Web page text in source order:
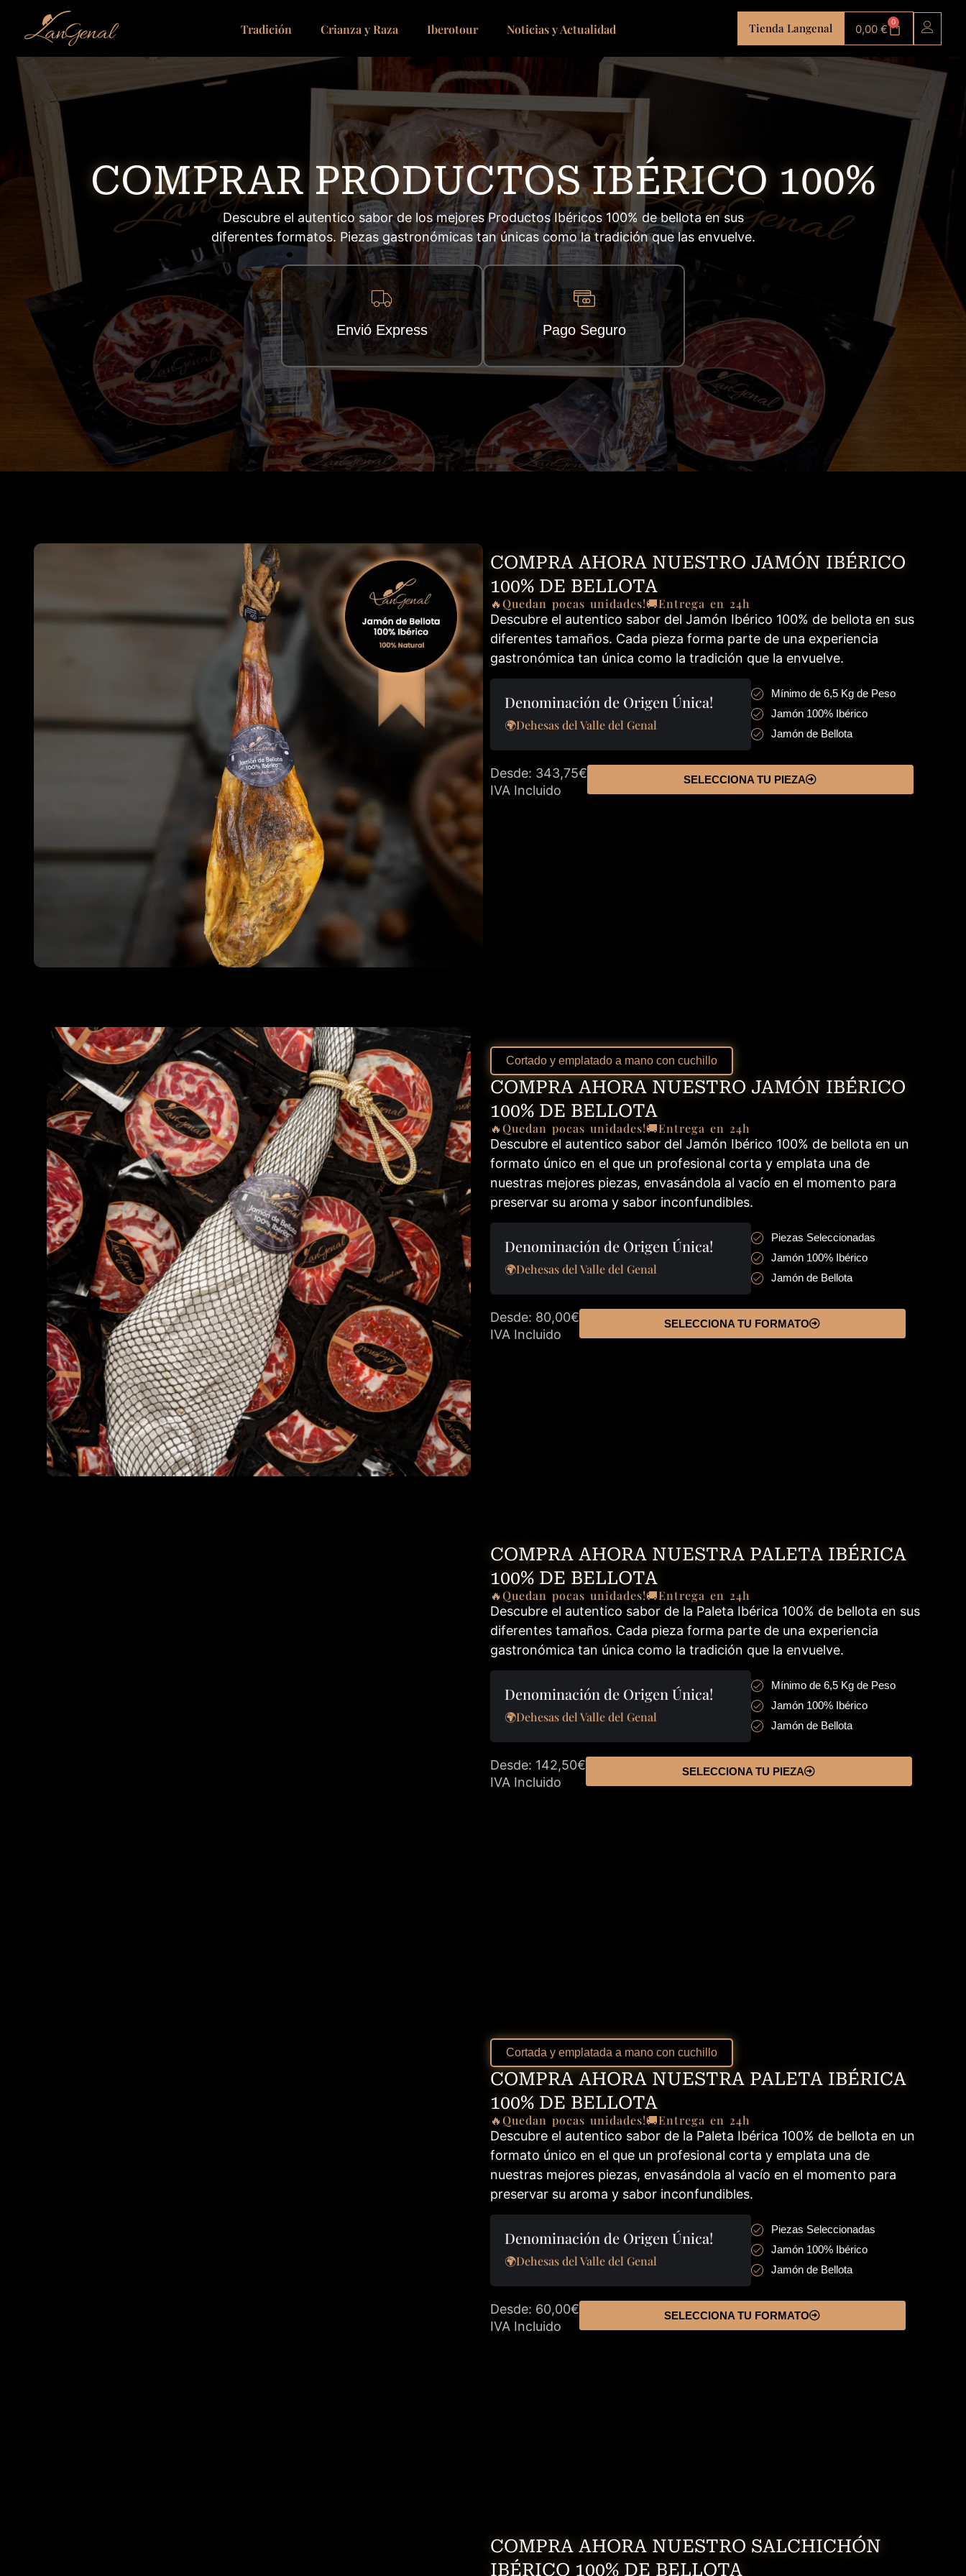
Tradición Crianza y Raza Iberotour Noticias y Actualidad Tienda Langenal 0,00€
0
COMPRAR PRODUCTOS IBÉRICO 100%
Descubre el autentico sabor de los mejores Productos Ibéricos 100% de bellota en sus
diferentes formatos. Piezas gastronómicas tan únicas como la tradición que las envuelve.
Envió Express Pago Seguro
COMPRA AHORA NUESTRO JAMÓN IBÉRICO
100% DE BELLOTA
🔥Quedan pocas unidades!🚚Entrega en 24h
Descubre el autentico sabor del Jamón Ibérico 100% de bellota en sus
diferentes tamaños. Cada pieza forma parte de una experiencia
gastronómica tan única como la tradición que la envuelve.
Denominación de Origen Única!
🌍Dehesas del Valle del Genal
Mínimo de 6,5 Kg de Peso
Jamón 100% Ibérico
Jamón de Bellota
Desde: 343,75€
IVA Incluido
SELECCIONA TU PIEZA
Cortado y emplatado a mano con cuchillo
COMPRA AHORA NUESTRO JAMÓN IBÉRICO
100% DE BELLOTA
🔥Quedan pocas unidades!🚚Entrega en 24h
Descubre el autentico sabor del Jamón Ibérico 100% de bellota en un
formato único en el que un profesional corta y emplata una de
nuestras mejores piezas, envasándola al vacío en el momento para
preservar su aroma y sabor inconfundibles.
Denominación de Origen Única!
🌍Dehesas del Valle del Genal
Piezas Seleccionadas
Jamón 100% Ibérico
Jamón de Bellota
Desde: 80,00€
IVA Incluido
SELECCIONA TU FORMATO
COMPRA AHORA NUESTRA PALETA IBÉRICA
100% DE BELLOTA
🔥Quedan pocas unidades!🚚Entrega en 24h
Descubre el autentico sabor de la Paleta Ibérica 100% de bellota en sus
diferentes tamaños. Cada pieza forma parte de una experiencia
gastronómica tan única como la tradición que la envuelve.
Denominación de Origen Única!
🌍Dehesas del Valle del Genal
Mínimo de 6,5 Kg de Peso
Jamón 100% Ibérico
Jamón de Bellota
Desde: 142,50€
IVA Incluido
SELECCIONA TU PIEZA
Cortada y emplatada a mano con cuchillo
COMPRA AHORA NUESTRA PALETA IBÉRICA
100% DE BELLOTA
🔥Quedan pocas unidades!🚚Entrega en 24h
Descubre el autentico sabor de la Paleta Ibérica 100% de bellota en un
formato único en el que un profesional corta y emplata una de
nuestras mejores piezas, envasándola al vacío en el momento para
preservar su aroma y sabor inconfundibles.
Denominación de Origen Única!
🌍Dehesas del Valle del Genal
Piezas Seleccionadas
Jamón 100% Ibérico
Jamón de Bellota
Desde: 60,00€
IVA Incluido
SELECCIONA TU FORMATO
COMPRA AHORA NUESTRO SALCHICHÓN
IBÉRICO 100% DE BELLOTA